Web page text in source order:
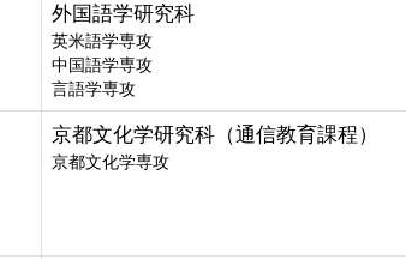
外国語学研究科
英米語学専攻
中国語学専攻
言語学専攻
京都文化学研究科（通信教育課程）
京都文化学専攻